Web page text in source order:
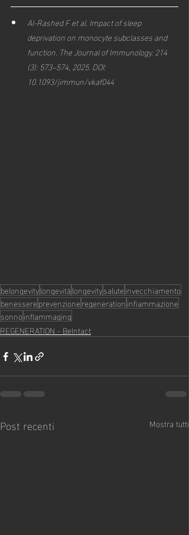
Al-Rashed F et al. Impact of sleep
deprivation on monocyte subclasses and
function. The Journal of Immunology. 214
(3): 573–574, 2025. DOI:
10.1093/jimmun/vkaf044
belongevitylongevitàlongevitysaluteinvecchiamento
benessereprevenzioneregenerationinfiammazione
sonnoinflammaging
REGENERATION - BeIntact
Post recenti Mostra tutti